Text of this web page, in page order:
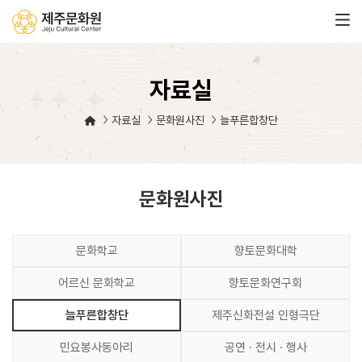
자료실
자료실 문화원사진 늘푸른합창단
문화원사진
문화학교 향토문화대학
어르신 문화학교 향토문화연구회
늘푸른합창단 제주신화전설 인형극단
민요봉사동아리 공연 · 전시 · 행사